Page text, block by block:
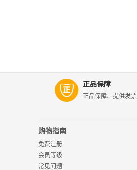
正品保障
正品保障、提供发票
购物指南
免费注册
会员等级
常见问题